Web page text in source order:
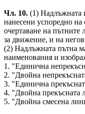
Чл. 10. (1) Надлъжната
нанесени успоредно на
очертаване на пътните
за движение, и на
(2) Надлъжната пътна
наименования и
1. "Единична
2. "Двойна
3. "Единична
4. "Двойна прекъсната
5. "Двойна смесена